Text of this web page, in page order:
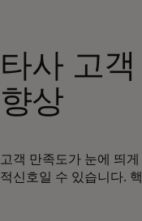
타사 고
향상
고객 만족도가 눈에 띄
적신호일 수 있습니다.